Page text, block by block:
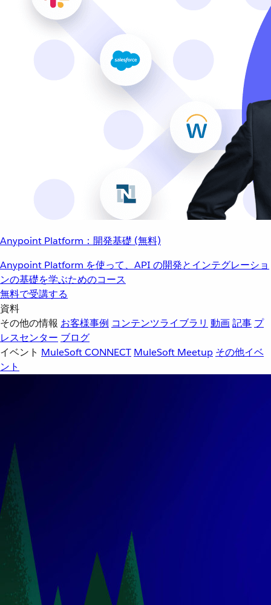
Anypoint Platform：開発基礎 (無料)
Anypoint Platform を使って、API の開発とインテグレーショ
ンの基礎を学ぶためのコース
無料で受講する
資料
その他の情報 お客様事例 コンテンツライブラリ 動画記事 プ
レスセンター ブログ
イベント MuleSoft CONNECT MuleSoft Meetup その他イベ
ント